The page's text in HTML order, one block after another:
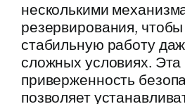
несколькими
резервирования,
стабильную работу
сложных условиях. Эта
приверженность
позволяет